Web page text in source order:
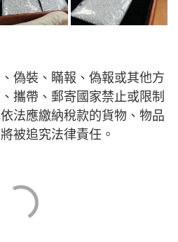
偽裝、瞞報、偽報或其他方
攜帶、郵寄國家禁止或限制
法應繳納稅款的貨物、物品
被追究法律責任。